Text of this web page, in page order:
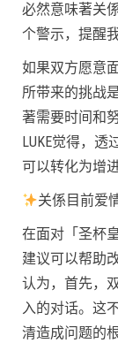
必然意味著关
个警示，提醒
如果双方愿意
所带来的挑战
著需要时间和
LUKE觉得，
可以转化为增
关係目前爱
在面对「圣杯
建议可以帮助
认为，首先，
入的对话。这
清造成问题的根